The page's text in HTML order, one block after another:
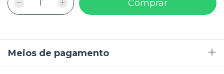
Meios de pagamento